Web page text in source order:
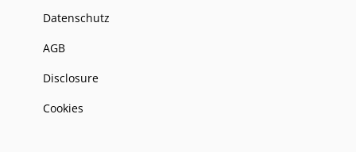
Datenschutz
AGB
Disclosure
Cookies